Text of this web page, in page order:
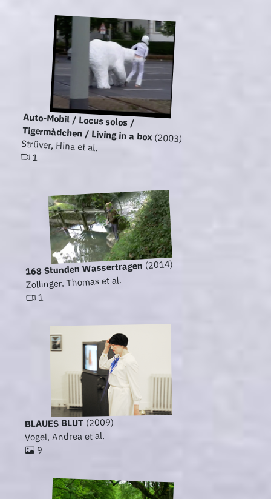
Auto-Mobil / Locus solos /
Tigermàdchen / Living in a box(2003)
Strüver, Hina et al.
1
168 Stunden Wassertragen(2014)
Zollinger, Thomas et al.
1
BLAUES BLUT(2009)
Vogel, Andrea et al.
9